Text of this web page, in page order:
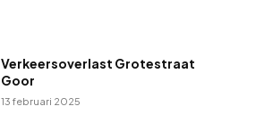
Verkeersoverlast Grotestraat
Goor
13 februari 2025